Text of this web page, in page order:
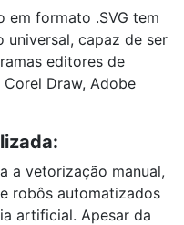
formato .SVG tem
universal, capaz de ser
editores de
Corel Draw, Adobe
a vetorização manual,
robôs automatizados
artificial. Apesar da